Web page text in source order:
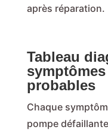
après réparation.
Tableau
probables
Chaque
pompe